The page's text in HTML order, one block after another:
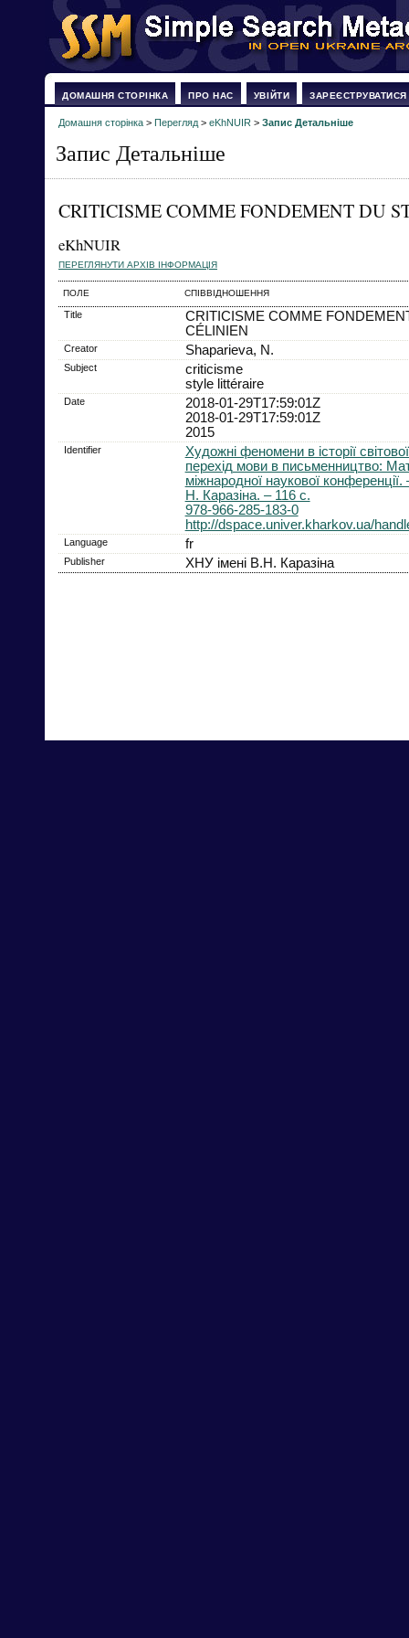
ДОМАШНЯ СТОРІНКА ПРО НАС УВІЙТИ ЗАРЕЄСТРУВАТИСЯ
Домашня сторінка > Перегляд > eKhNUIR > Запис Детальніше
Запис Детальніше
CRITICISME COMME FONDEMENT DU
eKhNUIR
ПЕРЕГЛЯНУТИ АРХІВ ІНФОРМАЦІЯ
ПОЛЕ СПІВВІДНОШЕННЯ
Title
CRITICISME COMME
CÉLINIEN
Creator Shaparieva, N.
Subject
criticisme
style littéraire
Date
2018-01-29T17:59:01Z
2018-01-29T17:59:01Z
2015
Identifier
Художні феномени в історії
перехід мови в письменництво:
міжнародної наукової
Н. Каразіна. – 116 с.
978-966-285-183-0
http://dspace.univer.kharkov.ua/
Language fr
Publisher ХНУ імені В.Н. Каразіна